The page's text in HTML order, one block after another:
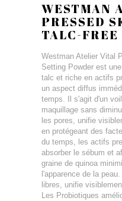
WESTMAN
PRESSED
TALC-
Westman Atelier Vital
Setting Powder est
talc et riche en actifs
un aspect diffus
temps. Il s'agit d'un
maquillage sans
les pores, unifie
en protégeant des
du temps, les actifs
absorber le sébum et
graine de quinoa
l'apparence de la
libres, unifie
Les Probiotiques